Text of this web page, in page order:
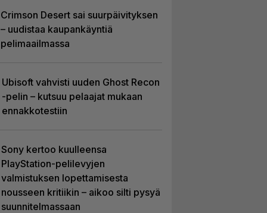
Crimson Desert sai suurpäivityksen
– uudistaa kaupankäyntiä
pelimaailmassa
Ubisoft vahvisti uuden Ghost Recon
-pelin – kutsuu pelaajat mukaan
ennakkotestiin
Sony kertoo kuulleensa
PlayStation-pelilevyjen
valmistuksen lopettamisesta
nousseen kritiikin – aikoo silti pysyä
suunnitelmassaan